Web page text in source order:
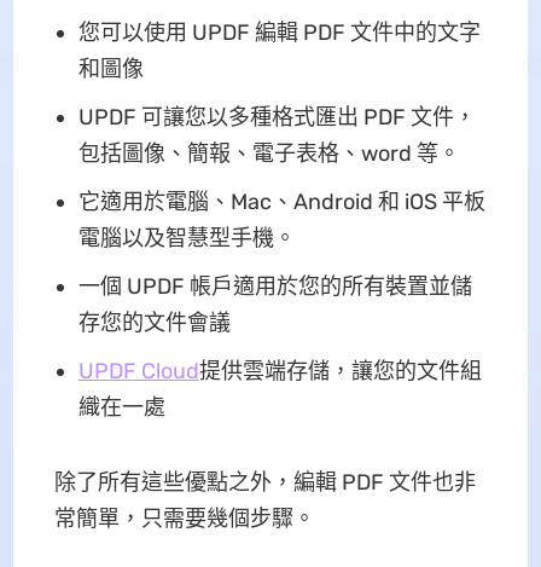
您可以使用 UPDF 編輯 PDF 文件中的文字
和圖像
UPDF 可讓您以多種格式匯出 PDF 文件，
包括圖像、簡報、電子表格、word 等。
它適用於電腦、Mac、Android 和 iOS 平板
電腦以及智慧型手機。
一個 UPDF 帳戶適用於您的所有裝置並儲
存您的文件會議
UPDF Cloud提供雲端存儲，讓您的文件組
織在一處
除了所有這些優點之外，編輯 PDF 文件也非
常簡單，只需要幾個步驟。